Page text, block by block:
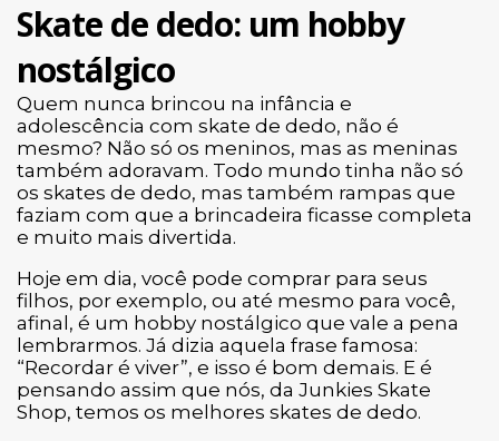
Skate de dedo: um hobby
nostálgico
Quem nunca brincou na infância e
adolescência com skate de dedo, não é
mesmo? Não só os meninos, mas as meninas
também adoravam. Todo mundo tinha não só
os skates de dedo, mas também rampas que
faziam com que a brincadeira ficasse completa
e muito mais divertida.
Hoje em dia, você pode comprar para seus
filhos, por exemplo, ou até mesmo para você,
afinal, é um hobby nostálgico que vale a pena
lembrarmos. Já dizia aquela frase famosa:
“Recordar é viver”, e isso é bom demais. E é
pensando assim que nós, da Junkies Skate
Shop, temos os melhores skates de dedo.